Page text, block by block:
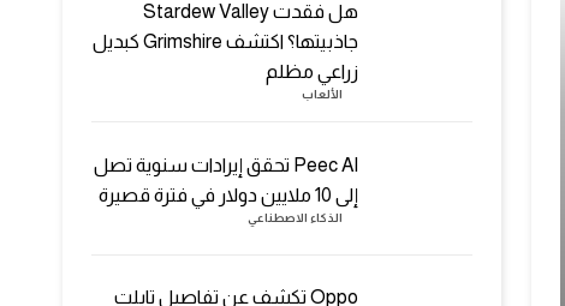
هل فقدت Stardew Valley
جاذبيتها؟ اكتشف Grimshire كبديل
زراعي مظلم
الألعاب
Peec AI تحقق إيرادات سنوية تصل
إلى 10 ملايين دولار في فترة قصيرة
الذكاء الاصطناعي
Oppo تكشف عن تفاصيل تابلت